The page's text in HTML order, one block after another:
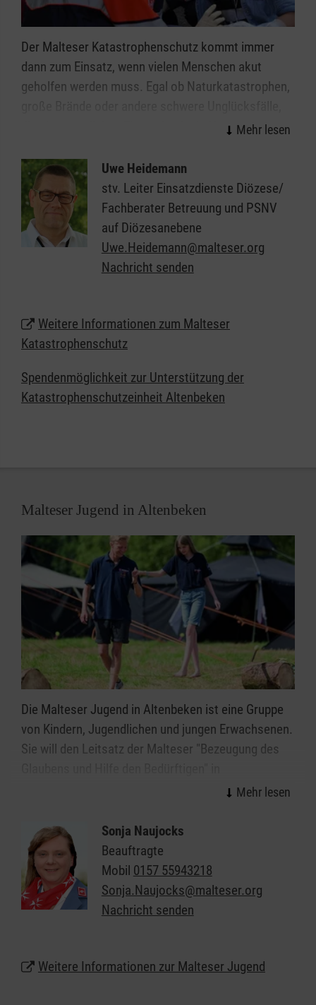
Der Malteser Katastrophenschutz kommt immer
dann zum Einsatz, wenn vielen Menschen akut
geholfen werden muss. Egal ob Naturkatastrophen,
die ehrenamtlichen Einsatzkräfte helfen bei allen
Rettungsdienst nicht ausreichen.
Organisiert in einzelnen Einsatzgruppen sind unsere
Helferinnen und Helfer Spezialisten in den Bereichen
Sanitätsdienst, Technik, Betreuung und
Kommunikation/Führung. In all diesen Bereichen
suchen wir immer Menschen, die im Fall der Fälle
engagieren.
Uwe Heidemann
stv. Leiter Einsatzdienste Diözese/
Fachberater Betreuung und PSNV
auf Diözesanebene
Uwe.Heidemann@malteser.org
Nachricht senden
Weitere Informationen zum Malteser
Katastrophenschutz
Spendenmöglichkeit zur Unterstützung der
Katastrophenschutzeinheit Altenbeken
Malteser Jugend in Altenbeken
Die Malteser Jugend in Altenbeken ist eine Gruppe
von Kindern, Jugendlichen und jungen Erwachsenen.
Sie will den Leitsatz der Malteser "Bezeugung des
jugendgemäßer Weise umsetzen und für die ihr
heranwachsende Mensch wird ganzheitlich
gefördert und gefordert. Durch vielfältige und
zielgruppenorientierte Angebote wird die
Werteentwicklung des jungen Menschen geprägt:
Verantwortungsbewusstsein, Hilfsbereitschaft,
Sonja Naujocks
Beauftragte
Mobil 0157 55943218
Sonja.Naujocks@malteser.org
Nachricht senden
Weitere Informationen zur Malteser Jugend